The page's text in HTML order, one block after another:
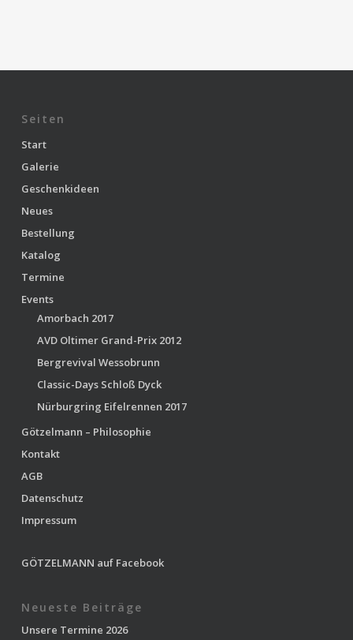
Seiten
Start
Galerie
Geschenkideen
Neues
Bestellung
Katalog
Termine
Events
Amorbach 2017
AVD Oltimer Grand-Prix 2012
Bergrevival Wessobrunn
Classic-Days Schloß Dyck
Nürburgring Eifelrennen 2017
Götzelmann – Philosophie
Kontakt
AGB
Datenschutz
Impressum
GÖTZELMANN auf Facebook
Neueste Beiträge
Unsere Termine 2026